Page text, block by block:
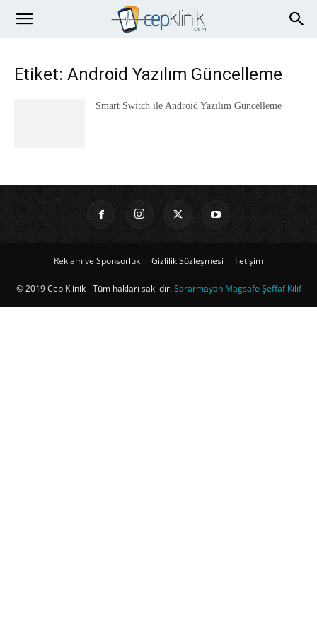
Etiket: Android Yazılım Güncelleme
Smart Switch ile Android Yazılım Güncelleme
Reklam ve Sponsorluk Gizlilik Sözleşmesi İletişim
© 2019 Cep Klinik - Tüm hakları saklıdır.Sararmayan Magsafe Şeffaf Kılıf